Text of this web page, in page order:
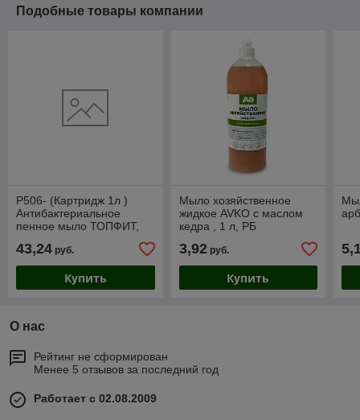
Подобные товары компании
Р506- (Картридж 1л )
Антибактериальное
пенное мыло ТОПФИТ,
43,24 руб.
Купить
Мыло хозяйственное
жидкое AVKO с маслом
кедра , 1 л, РБ
3,92руб.
Купить
О нас
Рейтинг не сформирован
Менее 5 отзывов за последний год
Работает с 02.08.2009